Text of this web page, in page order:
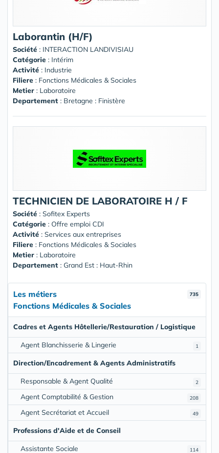
Laborantin (H/F)
Société : INTERACTION LANDIVISIAU
Catégorie : Intérim
Activité : Industrie
Filiere : Fonctions Médicales & Sociales
Metier : Laboratoire
Departement : Bretagne : Finistère
TECHNICIEN DE LABORATOIRE H / F
Société : Sofitex Experts
Catégorie : Offre emploi CDI
Activité : Services aux entreprises
Filiere : Fonctions Médicales & Sociales
Metier : Laboratoire
Departement : Grand Est : Haut-Rhin
735
Les métiers
Fonctions Médicales & Sociales
Cadres et Agents Hôtellerie/Restauration / Logistique
1
Agent Blanchisserie & Lingerie
Direction/Encadrement & Agents Administratifs
2
Responsable & Agent Qualité
208
Agent Comptabilité & Gestion
49
Agent Secrétariat et Accueil
Professions d'Aide et de Conseil
114
Assistante Sociale